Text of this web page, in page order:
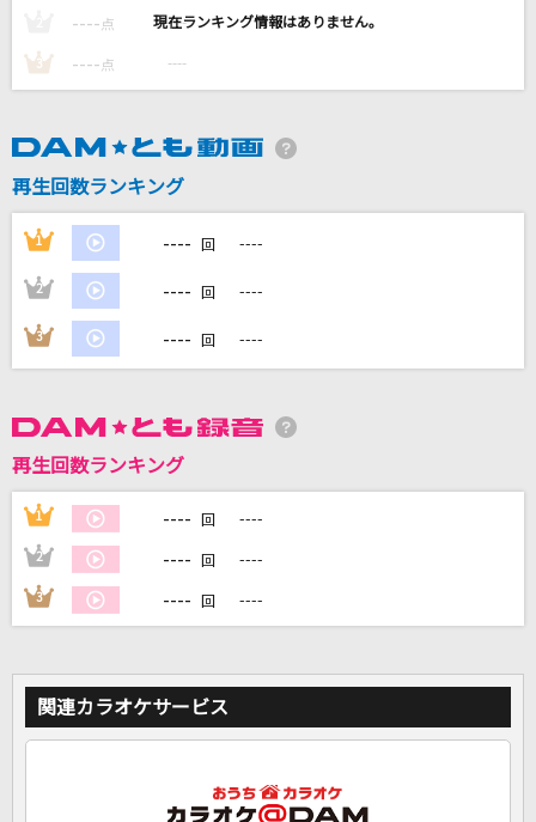
(From映画『ズートピア2』/英語版)]
[生音]紫煙
神野美伽
DAMの新曲・ランキングなど
カラオケ最新情報をチェック！
カラオケをもっと楽しもう！
家族や友達と一緒に！練習にも！
---- 点 ----
3 ---- 点 ----
再生回数ランキング
1 ---- 回 ----
2 ---- 回 ----
3 ---- 回 ----
再生回数ランキング
1 ---- 回 ----
2 ---- 回 ----
3 ---- 回 ----
関連カラオケサービス